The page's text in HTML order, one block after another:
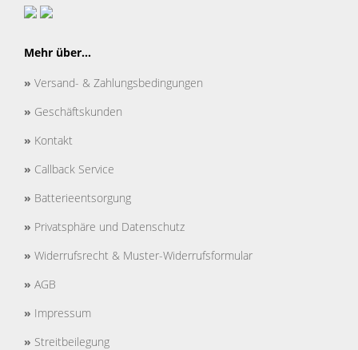
Mehr über...
» Versand- & Zahlungsbedingungen
» Geschäftskunden
» Kontakt
» Callback Service
» Batterieentsorgung
» Privatsphäre und Datenschutz
» Widerrufsrecht & Muster-Widerrufsformular
» AGB
» Impressum
» Streitbeilegung